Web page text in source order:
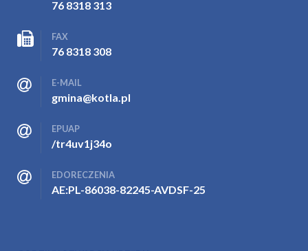
76 8318 313
FAX
76 8318 308
E-MAIL
gmina@kotla.pl
EPUAP
/tr4uv1j34o
EDORECZENIA
AE:PL-86038-82245-AVDSF-25